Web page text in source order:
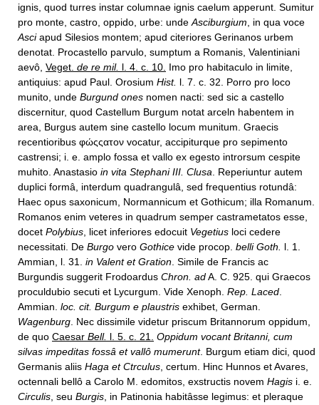
ignis, quod turres instar columnae ignis caelum apperunt. Sumitur
pro monte, castro, oppido, urbe: unde Asciburgium , in qua voce
Asciapud Silesios montem; apud citeriores Gerinanos urbem
denotat. Procastello parvulo, sumptum a Romanis, Valentiniani
aevô, Veget. de re mil. l. 4. c. 10. Imo pro habitaculo in limite,
antiquius: apud Paul. Orosium Hist. l. 7. c. 32. Porro pro loco
munito, unde Burgund ones nomen nacti: sed sic a castello
discernitur, quod Castellum Burgum notat arceln habentem in
area, Burgus autem sine castello locum munitum. Graecis
recentioribus φώςςατον vocatur, accipiturque pro sepimento
castrensi; i. e. amplo fossa et vallo ex egesto introrsum cespite
muhito. Anastasio in vita Stephani III. Clusa . Reperiuntur autem
duplici formâ, interdum quadrangulâ, sed frequentius rotundâ:
Haec opus saxonicum, Normannicum et Gothicum; illa Romanum.
Romanos enim veteres in quadrum semper castrametatos esse,
docet Polybius , licet inferiores edocuit Vegetius loci cedere
necessitati. De Burgo vero Gothice vide procop. belli Goth.
l. 1.
Ammian, l. 31. in Valent et Gration . Simile de Francis ac
Burgundis suggerit Frodoardus Chron. adA. C. 925. qui Graecos
proculdubio secuti et Lycurgum. Vide Xenoph. Rep. Laced
Ammian. loc. cit. Burgum e plaustris exhibet, German.
Wagenburg . Nec dissimile videtur priscum Britannorum oppidum,
de quo Caesar Bell. l. 5. c. 21.
Oppidum vocant Britanni, cum
silvas impeditas fossâ et vallô mumerunt. Burgum etiam dici, quod
Germanis aliis Haga et Ctrculus , certum. Hinc Hunnos et Avares,
octennali bellô a Carolo M. edomitos, exstructis novem Hagis i. e.
Circulis , seu Burgis , in Patinonia habitâsse legimus: et pleraque